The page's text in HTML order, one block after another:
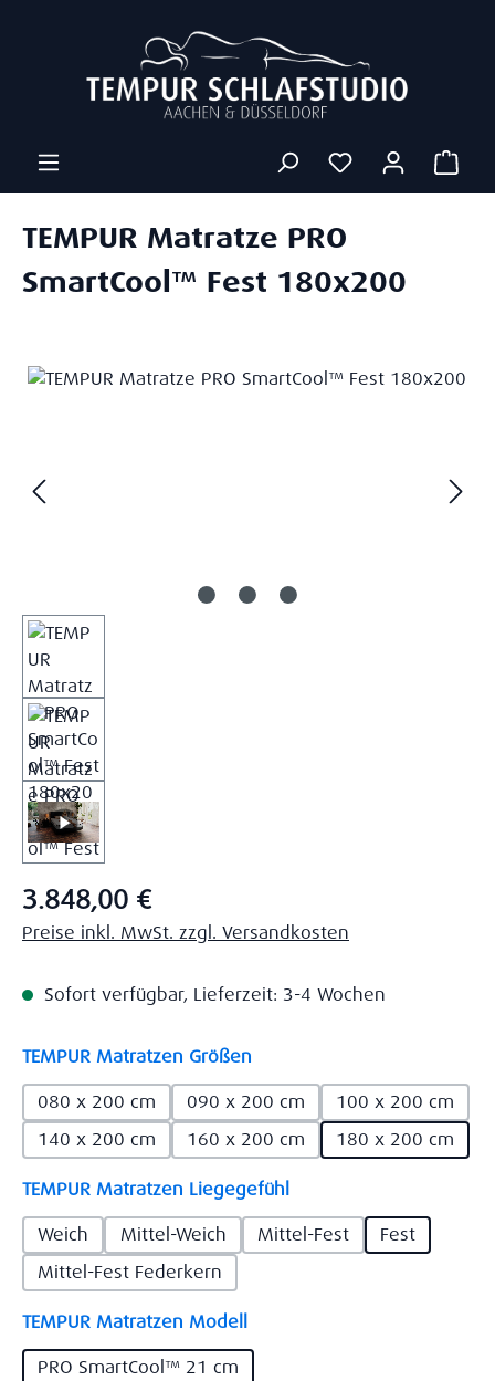
TEMPUR Matratze PRO
SmartCool™ Fest 180x200
Bildergalerie überspringen
Regulärer Preis:
3.848,00 €
Preise inkl. MwSt. zzgl. Versandkosten
Sofort verfügbar, Lieferzeit: 3-4 Wochen
TEMPUR Matratzen Größen
080 x 200 cm
090 x 200 cm
100 x 200 cm
140 x 200 cm
160 x 200 cm 180 x 200 cm
TEMPUR Matratzen Liegegefühlauswählen
Weich
Mittel-Weich Mittel-Fest
Fest
Mittel-Fest Federkern
TEMPUR Matratzen Modell auswählen
PRO SmartCool™ 21 cm